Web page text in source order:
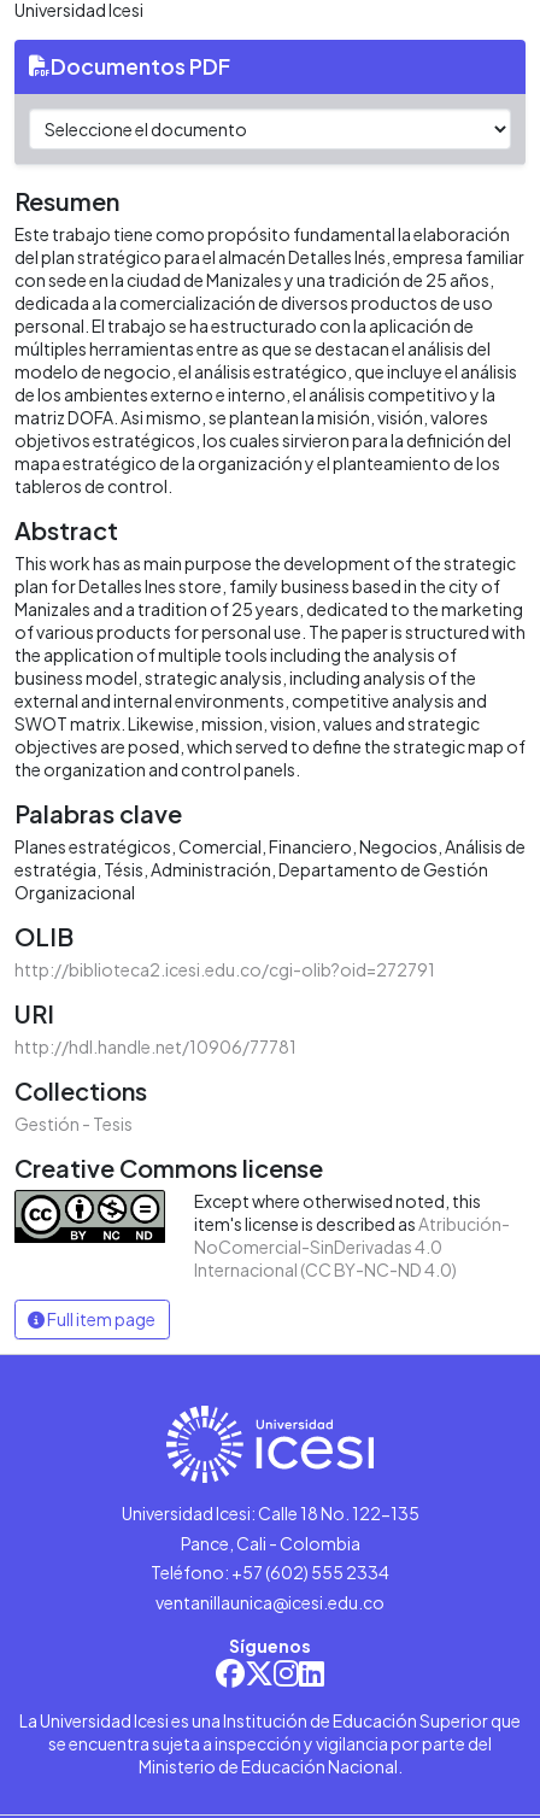
Universidad Icesi
Documentos PDF
Resumen
Este trabajo tiene como propósito fundamental la elaboración
del plan stratégico para el almacén Detalles Inés, empresa familiar
con sede en la ciudad de Manizales y una tradición de 25 años,
dedicada a la comercialización de diversos productos de uso
personal. El trabajo se ha estructurado con la aplicación de
múltiples herramientas entre as que se destacan el análisis del
modelo de negocio, el análisis estratégico, que incluye el análisis
de los ambientes externo e interno, el análisis competitivo y la
matriz DOFA. Asi mismo, se plantean la misión, visión, valores
objetivos estratégicos, los cuales sirvieron para la definición del
mapa estratégico de la organización y el planteamiento de los
tableros de control.
Abstract
This work has as main purpose the development of the strategic
plan for Detalles Ines store, family business based in the city of
Manizales and a tradition of 25 years, dedicated to the marketing
of various products for personal use. The paper is structured with
the application of multiple tools including the analysis of
business model, strategic analysis, including analysis of the
external and internal environments, competitive analysis and
SWOT matrix. Likewise, mission, vision, values and strategic
objectives are posed, which served to define the strategic map of
the organization and control panels.
Palabras clave
Planes estratégicos Comercial Financiero Negocios Análisis de
estratégia Tésis Administración Departamento de Gestión
Organizacional
OLIB
http://biblioteca2.icesi.edu.co/cgi-olib?oid=272791
URI
http://hdl.handle.net/10906/77781
Collections
Gestión - Tesis
Creative Commons license
Except where otherwised noted, this
item's license is described asAtribución-
NoComercial-SinDerivadas 4.0
Internacional (CC BY-NC-ND 4.0)
Full item page
Universidad Icesi: Calle 18 No. 122-135
Pance, Cali - Colombia
Teléfono: +57 (602) 555 2334
ventanillaunica@icesi.edu.co
Síguenos
La Universidad Icesi es una Institución de Educación Superior que
se encuentra sujeta a inspección y vigilancia por parte del
Ministerio de Educación Nacional.